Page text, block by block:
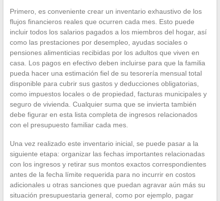
Primero, es conveniente crear un inventario exhaustivo de los
flujos financieros reales que ocurren cada mes. Esto puede
incluir todos los salarios pagados a los miembros del hogar, así
como las prestaciones por desempleo, ayudas sociales o
pensiones alimenticias recibidas por los adultos que viven en
casa. Los pagos en efectivo deben incluirse para que la familia
pueda hacer una estimación fiel de su tesorería mensual total
disponible para cubrir sus gastos y deducciones obligatorias,
como impuestos locales o de propiedad, facturas municipales y
seguro de vivienda. Cualquier suma que se invierta también
debe figurar en esta lista completa de ingresos relacionados
con el presupuesto familiar cada mes.
Una vez realizado este inventario inicial, se puede pasar a la
siguiente etapa: organizar las fechas importantes relacionadas
con los ingresos y retirar sus montos exactos correspondientes
antes de la fecha límite requerida para no incurrir en costos
adicionales u otras sanciones que puedan agravar aún más su
situación presupuestaria general, como por ejemplo, pagar